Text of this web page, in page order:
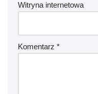
Witryna internetowa
Komentarz *